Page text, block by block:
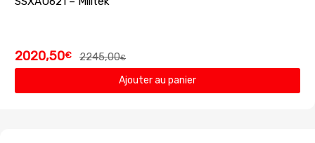
2245,00€
2020,50€
Ajouter au panier